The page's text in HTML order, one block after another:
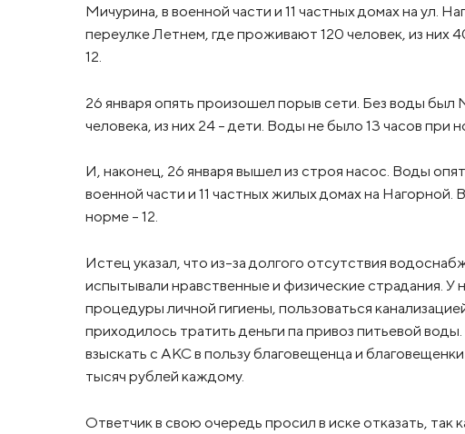
Мичурина, в военной части и 11 частных домах на ул.
переулке Летнем, где проживают 120 человек, из них
12.
26 января опять произошел порыв сети. Без воды
человека, из них 24 – дети. Воды не было 13 часов при
И, наконец, 26 января вышел из строя насос. Воды
военной части и 11 частных жилых домах на
норме – 12.
Истец указал, что из-за долгого отсутствия
испытывали нравственные и физические страдания.
процедуры личной гигиены, пользоваться
приходилось тратить деньги па привоз питьевой
взыскать с АКС в пользу благовещенца и
тысяч рублей каждому.
Ответчик в свою очередь просил в иске отказать, так